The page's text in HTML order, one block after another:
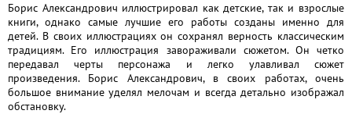
Борис Александрович иллюстрировал как детские, так и взрослые
книги, однако самые лучшие его работы созданы именно для
детей. В своих иллюстрациях он сохранял верность классическим
традициям. Его иллюстрация завораживали сюжетом. Он четко
передавал черты персонажа и легко улавливал сюжет
произведения. Борис Александрович, в своих работах, очень
большое внимание уделял мелочам и всегда детально изображал
обстановку.